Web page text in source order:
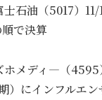
石油（5017）
順で決算
メディ―（4595
）にインフルエ